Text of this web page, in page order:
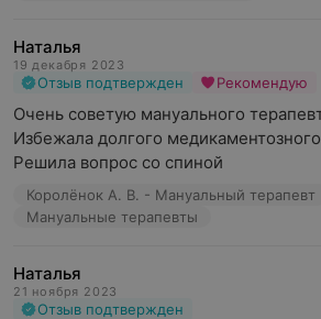
Наталья
19 декабря 2023
Отзыв подтвержден Рекомендую
Очень советую мануального
Избежала долгого
Решила вопрос со спиной
Королёнок А. В. - Мануальный терапевт
Мануальные терапевты
Наталья
21 ноября 2023
Отзыв подтвержден